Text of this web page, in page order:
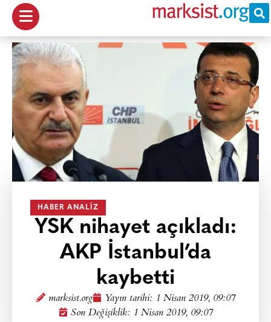
HABER ANALIZ
YSK nihayet açıkladı:
AKP İstanbul’da
kaybetti
marksist.org Yayın tarihi: 1 Nisan 2019, 09:07
Son Değişiklik: 1 Nisan 2019, 09:07